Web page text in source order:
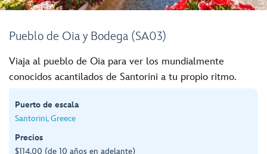
Pueblo de Oia y Bodega (SA03)
Viaja al pueblo de Oia para ver los mundialmente
conocidos acantilados de Santorini a tu propio ritmo.
Puerto de escala
Santorini, Greece
Precios
$114,00 (de 10 años en adelante)